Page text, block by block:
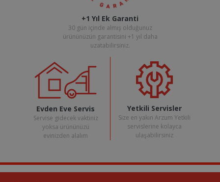
+1 Yıl Ek Garanti
30 gün içinde almış olduğunuz
ürününüzün garantisini +1 yıl daha
uzatabilirsiniz.
Evden Eve Servis
Servise gidecek vaktiniz
yoksa ürününüzü
evinizden alalım
Yetkili Servisler
Size en yakın Arzum Yetkili
servislerine kolayca
ulaşabilirsiniz